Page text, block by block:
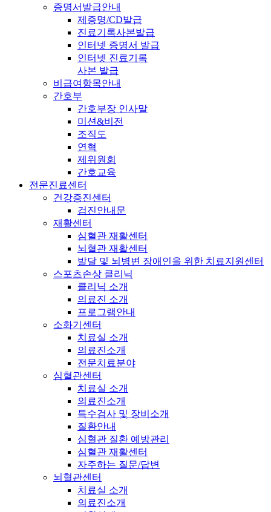
증명서발급안내
제증명/CD발급
진료기록사본발급
인터넷 증명서 발급
인터넷 진료기록
사본 발급
비급여항목안내
간호부
간호부장 인사말
미션&비전
조직도
연혁
제위원회
간호교육
전문진료센터
건강증진센터
검진안내문
재활센터
심혈관 재활센터
뇌혈관 재활센터
발달 및 뇌병변 장애인을 위한 치료지원센터
스포츠손상 클리닉
클리닉 소개
의료진 소개
프로그램안내
소화기센터
치료실 소개
의료진소개
전문치료분야
심혈관센터
치료실 소개
의료진소개
특수검사 및 장비소개
질환안내
심혈관 질환 예방관리
심혈관 재활센터
자주하는 질문/답변
뇌혈관센터
치료실 소개
의료진소개